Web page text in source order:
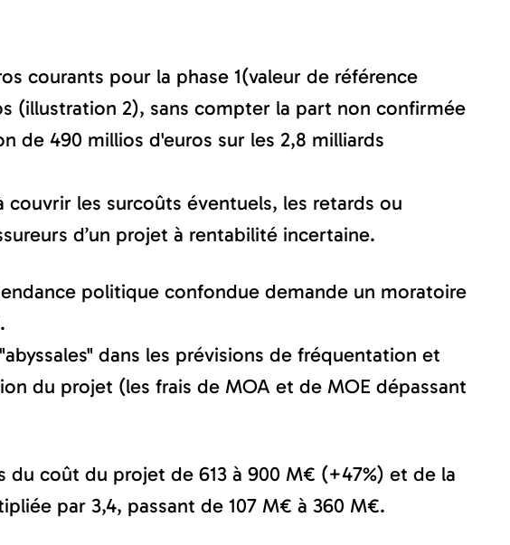
courants pour la phase 1(valeur de référence
(illustration 2), sans compter la part non confirmée
de 490 millios d'euros sur les 2,8 milliards
les surcoûts éventuels, les retards ou
d’un projet à rentabilité incertaine.
politique confondue demande un moratoire
dans les prévisions de fréquentation et
du projet (les frais de MOA et de MOE dépassant
coût du projet de 613 à 900 M€ (+47%) et de la
par 3,4, passant de 107 M€ à 360 M€.